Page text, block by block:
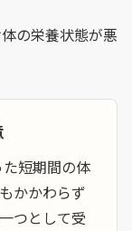
の栄養状態が悪
短期間の体
かかわらず
つとして受